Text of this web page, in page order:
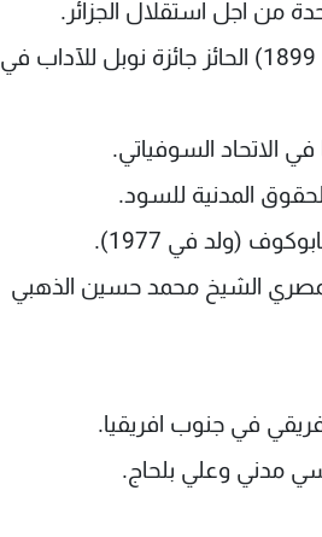
عام 1961: انتحار الكاتب الاميركي ارنست همنغواي (ولد في 1899) الحائز جائزة نوبل للآداب في
المصري الشيخ محمد حسين الذهبي